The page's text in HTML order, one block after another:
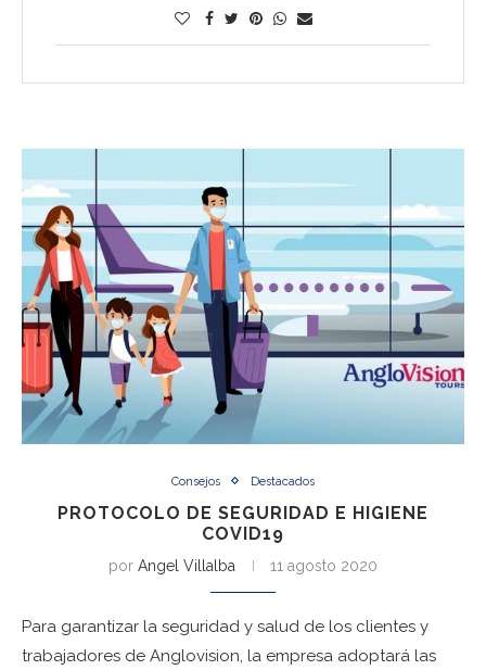
Consejos Destacados
PROTOCOLO DE SEGURIDAD E HIGIENE
COVID19
por Angel Villalba 11 agosto 2020
Para garantizar la seguridad y salud de los clientes y
trabajadores de Anglovision, la empresa adoptará las